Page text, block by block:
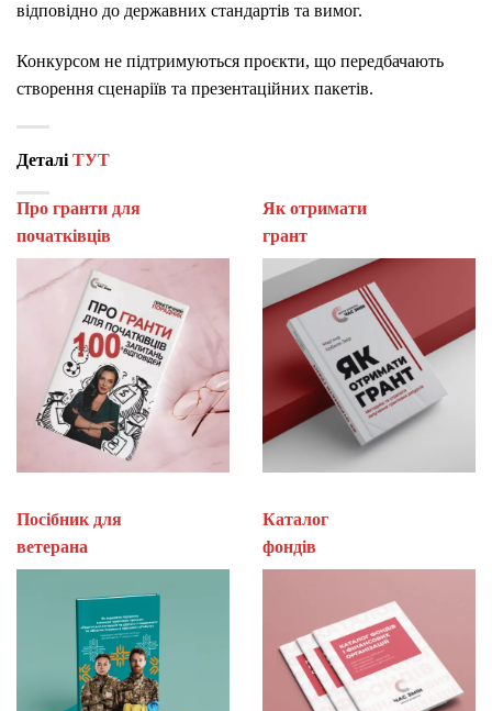
відповідно до державних стандартів та вимог.
Конкурсом не підтримуються проєкти, що передбачають
створення сценаріїв та презентаційних пакетів.
Деталі ТУТ
Про гранти для
початківців
Як отримати
Посібник для
ветерана
Каталог